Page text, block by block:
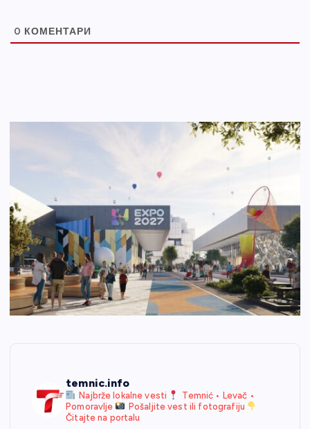
0 КОМЕНТАРИ
temnic.info
Najbrže lokalne vesti
Temnić • Levač •
Pomoravlje
Pošaljite vest ili fotografiju
Čitajte na portalu